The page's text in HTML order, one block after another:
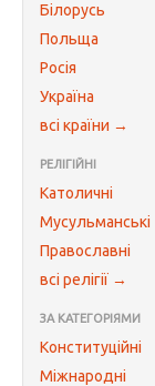
Білорусь
Польща
Росія
Україна
всі країни →
РЕЛІГІЙНІ
Католичні
Мусульманські
Православні
всі релігії →
ЗА КАТЕГОРІЯМИ
Конституційні
Міжнародні